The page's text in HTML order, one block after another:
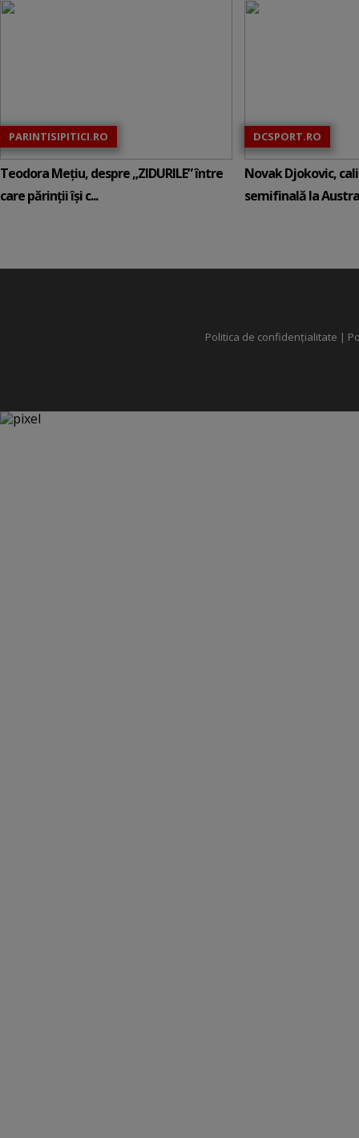
PARINTISIPITICI.RO
Teodora Mețiu, despre „ZIDURILE” între
care părinții își c...
DCSPORT.RO
Novak Djokovic,
semifinală la
Politica de confidențialitate |